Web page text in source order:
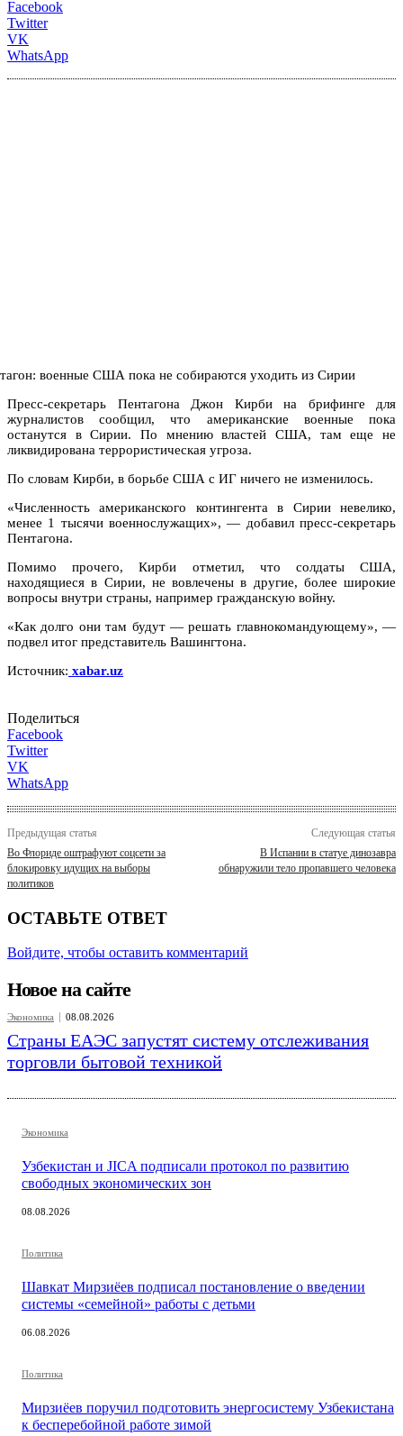
Facebook
Twitter
VK
WhatsApp
Пресс-секретарь Пентагона Джон Кирби на брифинге для
журналистов сообщил, что американские военные пока
останутся в Сирии. По мнению властей США, там еще не
ликвидирована террористическая угроза.
По словам Кирби, в борьбе США с ИГ ничего не изменилось.
«Численность американского контингента в Сирии невелико,
менее 1 тысячи военнослужащих», — добавил пресс-секретарь
Пентагона.
Помимо прочего, Кирби отметил, что солдаты США,
находящиеся в Сирии, не вовлечены в другие, более широкие
вопросы внутри страны, например гражданскую войну.
«Как долго они там будут — решать главнокомандующему», —
подвел итог представитель Вашингтона.
Источник: xabar.uz
Поделиться
Facebook
Twitter
VK
WhatsApp
Предыдущая статья
Во Флориде оштрафуют соцсети за
блокировку идущих на выборы
политиков
Следующая статья
В Испании в статуе динозавра
обнаружили тело пропавшего человека
ОСТАВЬТЕ ОТВЕТ
Войдите, чтобы оставить комментарий
Новое на сайте
Экономика 08.08.2026
Страны ЕАЭС запустят систему отслеживания
торговли бытовой техникой
Экономика
Узбекистан и JICA подписали протокол по развитию
свободных экономических зон
08.08.2026
Политика
Шавкат Мирзиёев подписал постановление о введении
системы «семейной» работы с детьми
06.08.2026
Политика
Мирзиёев поручил подготовить энергосистему Узбекистана
к бесперебойной работе зимой